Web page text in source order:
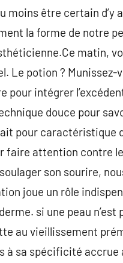
être certain d’y
la forme de notre
matin,
Le potion ?
pour intégrer
douce pour
pour caractéristique
attention contre le
son sourire,
joue un rôle
si une peau
au vieillissement
sa spécificité accrue